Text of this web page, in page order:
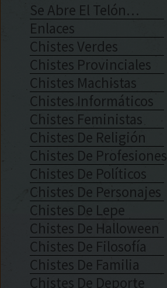
Se Abre El Telón…
Enlaces
Chistes Verdes
Chistes Provinciales
Chistes Machistas
Chistes Informáticos
Chistes Feministas
Chistes De Religión
Chistes De Profesiones
Chistes De Políticos
Chistes De Personajes
Chistes De Lepe
Chistes De Halloween
Chistes De Filosofía
Chistes De Familia
Chistes De Deporte